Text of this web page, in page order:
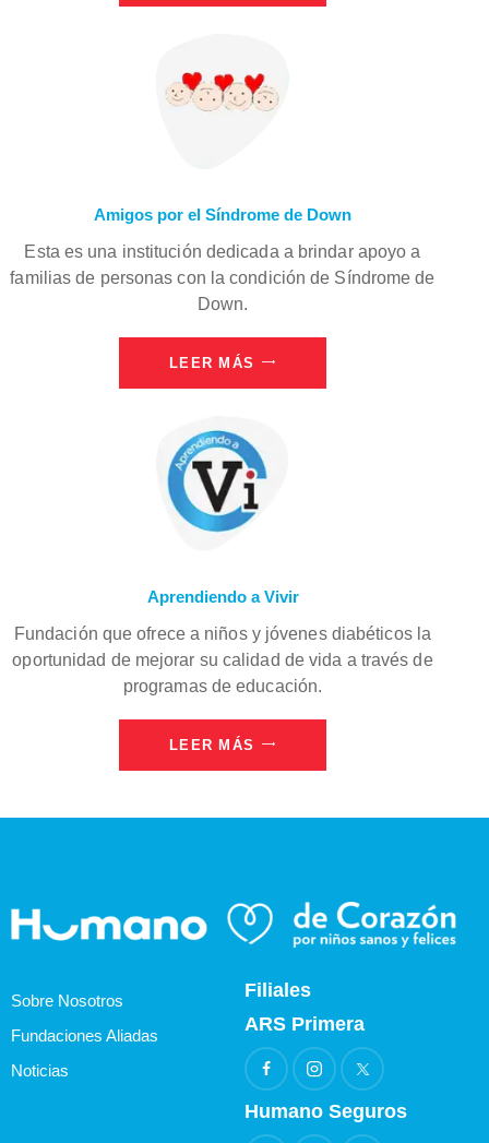
Amigos por el Síndrome de Down
Esta es una institución dedicada a brindar apoyo a
familias de personas con la condición de Síndrome de
Down.
LEER MÁS
Aprendiendo a Vivir
Fundación que ofrece a niños y jóvenes diabéticos la
oportunidad de mejorar su calidad de vida a través de
programas de educación.
LEER MÁS
Sobre Nosotros
Fundaciones Aliadas
Noticias
Filiales
ARS Primera
Humano Seguros